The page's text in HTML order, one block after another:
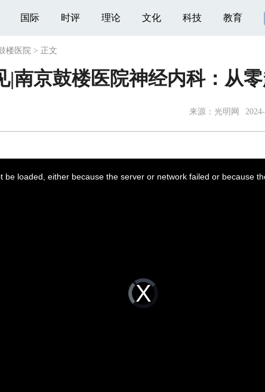
国际 时评 理论 文化 科技 教育
楼医院 > 正文
|南京鼓楼医院神经内科：从
来源： 光明网
Video
Player
is
loading.
be loaded, either because the server or network failed or because